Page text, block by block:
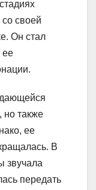
своей
Он стал
ее
но также
ее
В
звучала
передать